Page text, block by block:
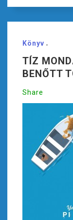
Könyv
TÍZ
BENŐTT
Share